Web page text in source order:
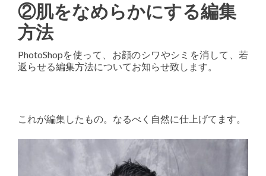
②肌をなめらかにする編集
方法
PhotoShopを使って、お顔のシワやシミを消して、若
返らせる編集方法についてお知らせ致します。
これが編集したもの。なるべく自然に仕上げてます。